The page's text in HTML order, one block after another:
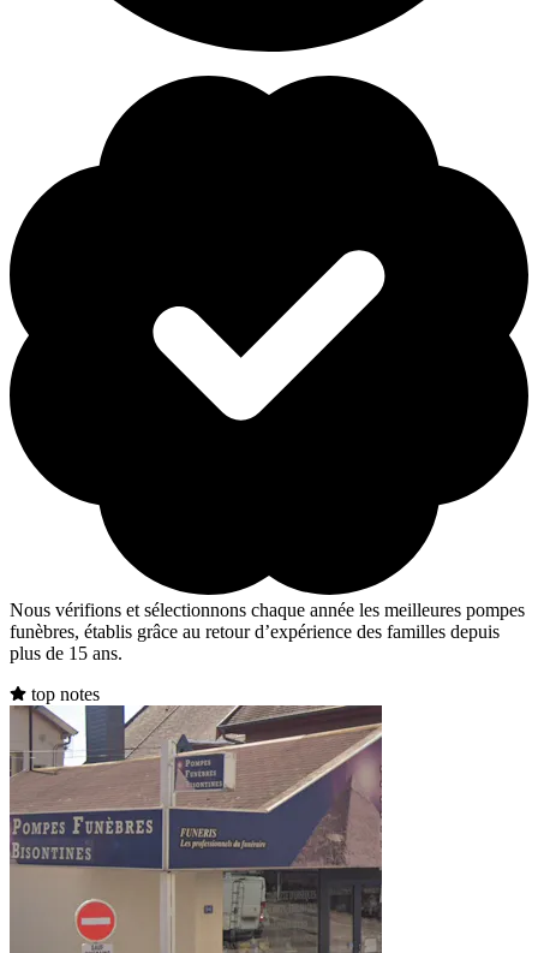
Nous vérifions et sélectionnons chaque année les meilleures pompes
funèbres, établis grâce au retour d’expérience des familles depuis
plus de 15 ans.
top notes